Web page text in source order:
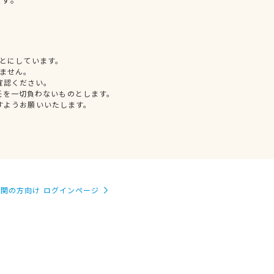
しています。
せん。
ください。
一切負わないものとします。
うお願いいたします。
の方向け ログインページ